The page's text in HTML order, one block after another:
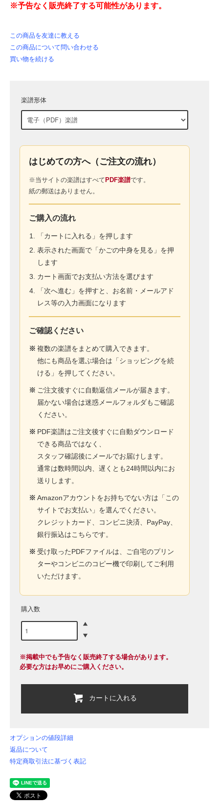
※予告なく販売終了する可能性があります。
この商品を友達に教える
この商品について問い合わせる
買い物を続ける
楽譜形体
はじめての方へ（ご注文の流れ）
※当サイトの楽譜はすべてPDF楽譜です。
紙の郵送はありません。
ご購入の流れ
「カートに入れる」を押します
表示された画面で「かごの中身を見る」を押
します
カート画面でお支払い方法を選びます
「次へ進む」を押すと、お名前・メールアド
レス等の入力画面になります
ご確認ください
※ 複数の楽譜をまとめて購入できます。
他にも商品を選ぶ場合は「ショッピングを続
ける」を押してください。
※ ご注文後すぐに自動返信メールが届きます。
届かない場合は迷惑メールフォルダもご確認
ください。
※ PDF楽譜はご注文後すぐに自動ダウンロード
できる商品ではなく、
スタッフ確認後にメールでお届けします。
通常は数時間以内、遅くとも24時間以内にお
送りします。
※ Amazonアカウントをお持ちでない方は「この
サイトでお支払い」を選んでください。
クレジットカード、コンビニ決済、PayPay、
銀行振込はこちらです。
※ 受け取ったPDFファイルは、ご自宅のプリン
ターやコンビニのコピー機で印刷してご利用
いただけます。
購入数
※掲載中でも予告なく販売終了する場合があります。
必要な方はお早めにご購入ください。
カートに入れる
オプションの値段詳細
返品について
特定商取引法に基づく表記